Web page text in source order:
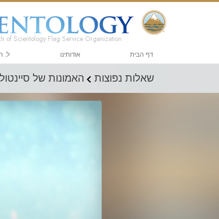
of Scientology Flag Service Organization
דף הבית אודותינו ל.
שאלות נפוצות האמונות של